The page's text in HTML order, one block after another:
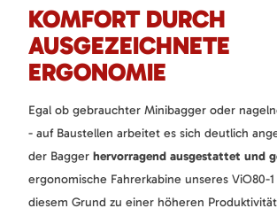
KOMFORT DURCH
AUSGEZEICHNETE
ERGONOMIE
Egal ob gebrauchter Minibagger oder
- auf Baustellen arbeitet es sich deutlich
der Bagger hervorragend ausgestattet und
ergonomische Fahrerkabine unseres ViO80-
diesem Grund zu einer höheren